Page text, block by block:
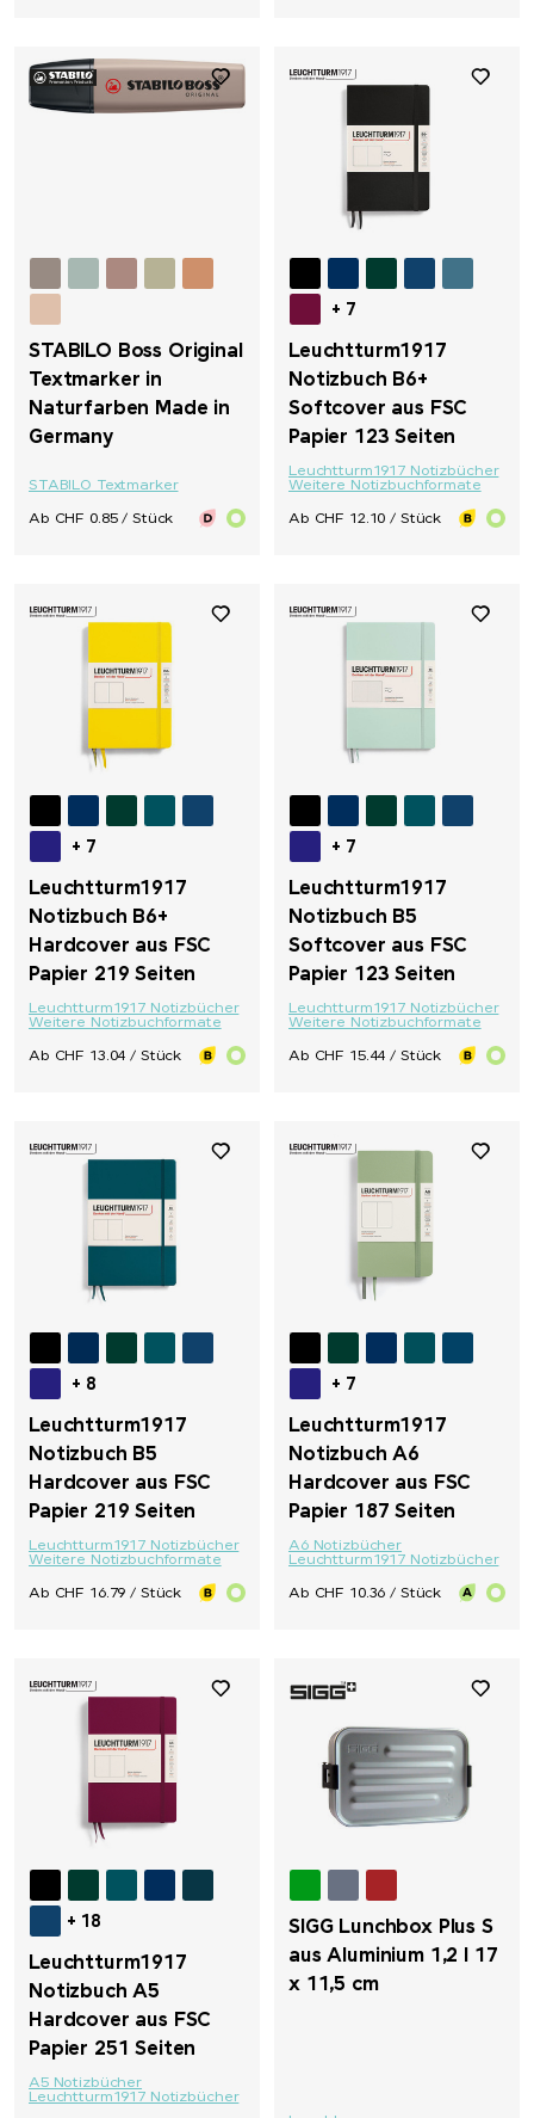
STABILO Boss Original
Textmarker in
Naturfarben Made in
Germany
STABILO Textmarker
Ab CHF 0.85 / Stück
+ 7
Leuchtturm1917
Notizbuch B6+
Softcover aus FSC
Papier 123 Seiten
Leuchtturm1917 Notizbücher
Weitere Notizbuchformate
Ab CHF 12.10 / Stück
+ 7
Leuchtturm1917
Notizbuch B6+
Hardcover aus FSC
Papier 219 Seiten
Leuchtturm1917 Notizbücher
Weitere Notizbuchformate
Ab CHF 13.04 / Stück
+ 7
Leuchtturm1917
Notizbuch B5
Softcover aus FSC
Papier 123 Seiten
Leuchtturm1917 Notizbücher
Weitere Notizbuchformate
Ab CHF 15.44 / Stück
+ 8
Leuchtturm1917
Notizbuch B5
Hardcover aus FSC
Papier 219 Seiten
Leuchtturm1917 Notizbücher
Weitere Notizbuchformate
Ab CHF 16.79 / Stück
+ 7
Leuchtturm1917
Notizbuch A6
Hardcover aus FSC
Papier 187 Seiten
A6 Notizbücher
Leuchtturm1917 Notizbücher
Ab CHF 10.36 / Stück
+ 18
Leuchtturm1917
Notizbuch A5
Hardcover aus FSC
Papier 251 Seiten
A5 Notizbücher
Leuchtturm1917 Notizbücher
SIGG Lunchbox Plus S
aus Aluminium 1,2 l 17
x 11,5 cm